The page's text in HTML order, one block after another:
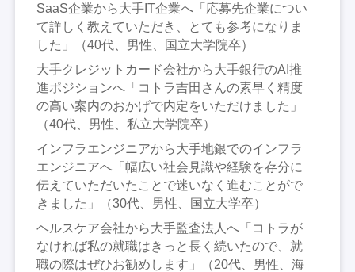
SaaS企業から大手IT企業へ「応募先企業につい
て詳しく教えていただき、とても参考になりま
した」（40代、男性、国立大学院卒）
大手クレジットカード会社から大手銀行のAI推
進ポジションへ「コトラ吉田さんの素早く精度
の高い案内のおかげで内定をいただけました」
（40代、男性、私立大学院卒）
インフラエンジニアから大手地銀でのインフラ
エンジニアへ「幅広い社会見識や経験を存分に
伝えていただいたことで迷いなく進むことがで
きました」（30代、男性、国立大学卒）
ヘルスケア会社から大手監査法人へ「コトラが
なければ私の就職はきっと長く続いたので、就
職の際はぜひお勧めします」（20代、男性、海